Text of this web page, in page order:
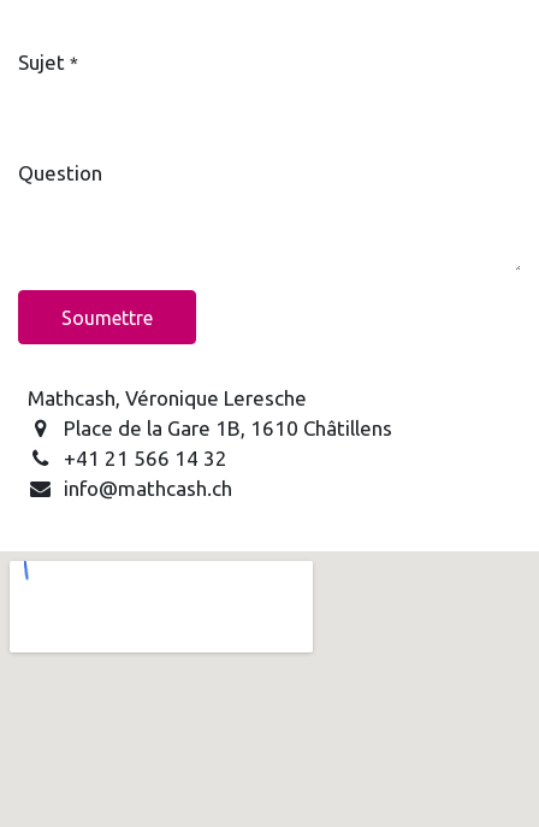
Sujet *
Question
Soumettre
Mathcash, Véronique Leresche
Place de la Gare 1B, 1610 Châtillens
+41 21 566 14 32
info@mathcash.ch